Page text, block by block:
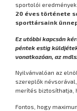
sportolói
20 éves története
sporttársaink
Ez utóbbi kapcsán
péntek estig
vonatkozóan, az
Nyilvánvalóan az
szereplők
merítés biztosíthatja,
Fontos, hogy